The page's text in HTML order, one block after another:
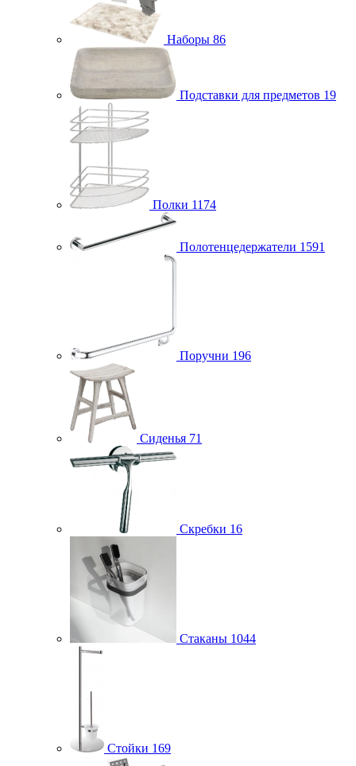
Наборы 86
Подставки для предметов 19
Полки 1174
Полотенцедержатели 1591
Поручни 196
Сиденья 71
Скребки 16
Стаканы 1044
Стойки 169